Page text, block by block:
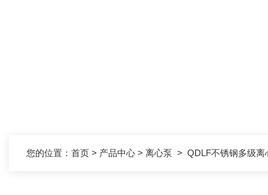
您的位置： 首页 > 产品中心 > 离心泵 > QDLF不锈钢多级离